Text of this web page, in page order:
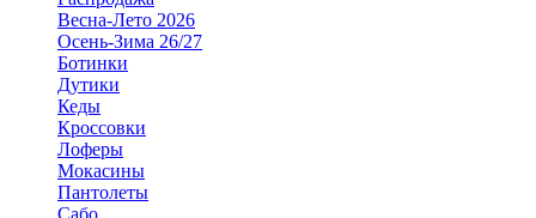
Весна-Лето 2026
Осень-Зима 26/27
Ботинки
Дутики
Кеды
Кроссовки
Лоферы
Мокасины
Пантолеты
Сабо